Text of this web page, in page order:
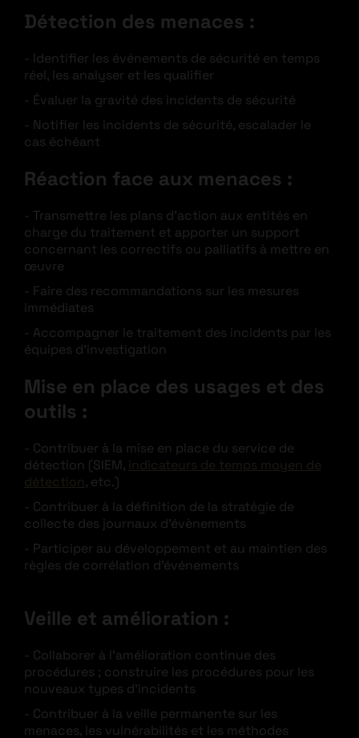
Détection des menaces :
Identifier les événements de sécurité en temps
réel, les analyser et les qualifier
Évaluer la gravité des incidents de sécurité
Notifier les incidents de sécurité, escalader le
cas échéant
Réaction face aux menaces :
Transmettre les plans d’action aux entités en
charge du traitement et apporter un support
concernant les correctifs ou palliatifs à mettre en
œuvre
Faire des recommandations sur les mesures
immédiates
Accompagner le traitement des incidents par les
équipes d’investigation
Mise en place des usages et des
outils :
Contribuer à la mise en place du service de
détection (SIEM, indicateurs de temps moyen de
détection, etc.)
Contribuer à la définition de la stratégie de
collecte des journaux d’évènements
Participer au développement et au maintien des
règles de corrélation d’événements
Veille et amélioration :
Collaborer à l’amélioration continue des
procédures ; construire les procédures pour les
nouveaux types d’incidents
Contribuer à la veille permanente sur les
menaces, les vulnérabilités et les méthodes